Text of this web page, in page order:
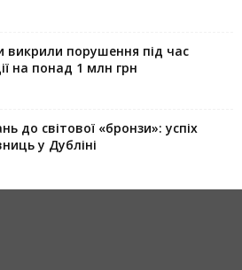
викрили порушення під час
на понад 1 млн грн
до світової «бронзи»: успіх
у Дубліні